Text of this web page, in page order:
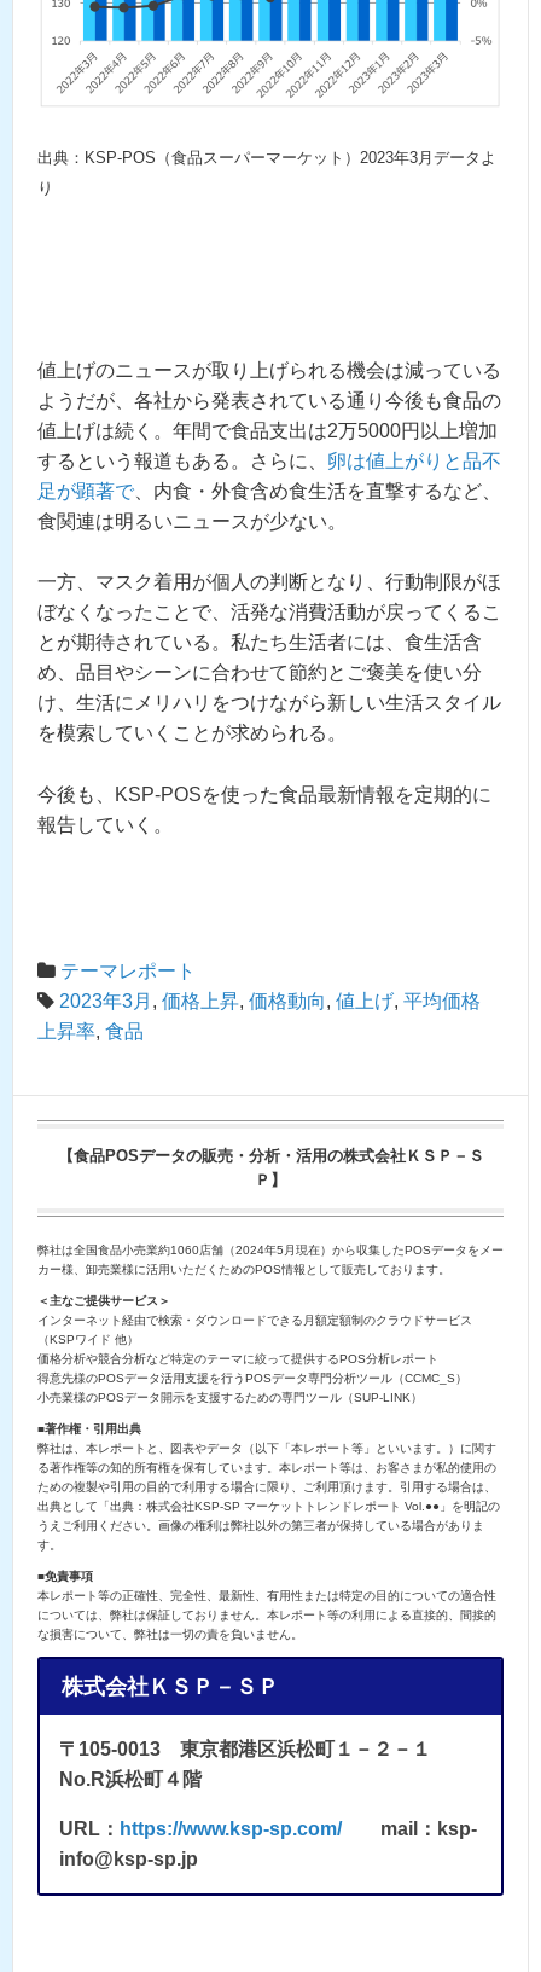
出典：KSP-POS（食品スーパーマーケット）2023年3月データよ
り
値上げのニュースが取り上げられる機会は減っている
ようだが、各社から発表されている通り今後も食品の
値上げは続く。年間で食品支出は2万5000円以上増加
するという報道もある。さらに、 卵は値上がりと品不
足が顕著で 、内食・外食含め食生活を直撃するなど、
食関連は明るいニュースが少ない。
一方、マスク着用が個人の判断となり、行動制限がほ
ぼなくなったことで、活発な消費活動が戻ってくるこ
とが期待されている。私たち生活者には、食生活含
め、品目やシーンに合わせて節約とご褒美を使い分
け、生活にメリハリをつけながら新しい生活スタイル
を模索していくことが求められる。
今後も、KSP-POSを使った食品最新情報を定期的に
報告していく。
テーマレポート
2023年3月 , 価格上昇, 価格動向, 値上げ, 平均価格
上昇率, 食品
【食品POSデータの販売・分析・活用の株式会社ＫＳＰ－Ｓ
Ｐ】
弊社は全国食品小売業約1060店舗（2024年5月現在）から収集したPOSデータをメー
カー様、卸売業様に活用いただくためのPOS情報として販売しております。
＜主なご提供サービス＞
インターネット経由で検索・ダウンロードできる月額定額制のクラウドサービス
（KSPワイド 他）
価格分析や競合分析など特定のテーマに絞って提供するPOS分析レポート
得意先様のPOSデータ活用支援を行うPOSデータ専門分析ツール（CCMC_S）
小売業様のPOSデータ開示を支援するための専門ツール（SUP-LINK）
■著作権・引用出典
弊社は、本レポートと、図表やデータ（以下「本レポート等」といいます。）に関す
る著作権等の知的所有権を保有しています。本レポート等は、お客さまが私的使用の
ための複製や引用の目的で利用する場合に限り、ご利用頂けます。引用する場合は、
出典として「出典：株式会社KSP-SP マーケットトレンドレポート Vol.●●」を明記の
うえご利用ください。画像の権利は弊社以外の第三者が保持している場合がありま
す。
■免責事項
本レポート等の正確性、完全性、最新性、有用性または特定の目的についての適合性
については、弊社は保証しておりません。本レポート等の利用による直接的、間接的
な損害について、弊社は一切の責を負いません。
株式会社ＫＳＰ－ＳＰ
〒105-0013 東京都港区浜松町１－２－１
No.R浜松町４階
URL： https://www.ksp-sp.com/mail：ksp-
info@ksp-sp.jp